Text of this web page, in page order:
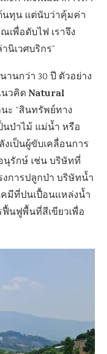
นทุน แต่นับว่าคุ้มค่า
เพื่อดับไฟ เราจึง
นิเวศบริกร”
นกว่า 30 ปี ตัวอย่าง
วคิดNatural
ะ “สินทรัพย์ทาง
นป่าไม้ แม่น้ำ หรือ
งเป็นผู้ขับเคลื่อนการ
นุรักษ์ เช่น บริษัทที่
การปลูกป่า บริษัทน้ำ
คมีที่ปนเปื้อนแหล่งน้ำ
ฟื้นฟูพื้นที่สีเขียวเพื่อ